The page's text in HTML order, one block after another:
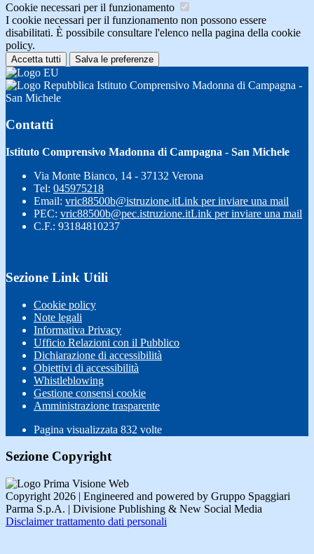
Cookie necessari per il funzionamento
I cookie necessari per il funzionamento non possono essere
disabilitati. È possibile consultare l'elenco nella pagina della cookie
policy.
Accetta tutti Salva le preferenze
Istituto Comprensivo Madonna di Campagna -
San Michele
Contatti
Istituto Comprensivo Madonna di Campagna - San Michele
Via Monte Bianco, 14 - 37132 Verona
Tel: 045975218
Email: vric88500b@istruzione.itLink per inviare una mail
PEC: vric88500b@pec.istruzione.itLink per inviare una mail
C.F.: 93184810237
Sezione Link Utili
Cookie policy
Note legali
Informativa Privacy
Ufficio Relazioni con il Pubblico
Dichiarazione di accessibilità
Obiettivi di accessibilità
Whistleblowing
Gestione consensi cookie
Amministrazione trasparente
Pagina visualizzata 832 volte
Sezione Copyright
Copyright 2026 | Engineered and powered by Gruppo Spaggiari
Parma S.p.A. | Divisione Publishing & New Social Media
Disclaimer trattamento dati personali